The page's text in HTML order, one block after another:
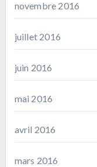
novembre 2016
juillet 2016
juin 2016
mai 2016
avril 2016
mars 2016